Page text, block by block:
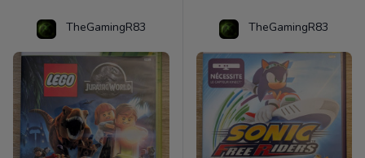
TheGamingR83 TheGamingR83